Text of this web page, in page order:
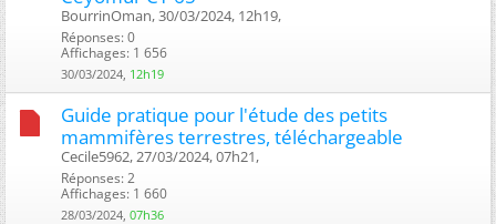
BourrinOman, 30/03/2024, 12h19, ‎
Réponses: 0
Affichages: 1 656
30/03/2024, 12h19
Guide pratique pour l'étude des petits
mammifères terrestres, téléchargeable
Cecile5962, 27/03/2024, 07h21, ‎
Réponses: 2
Affichages: 1 660
28/03/2024, 07h36